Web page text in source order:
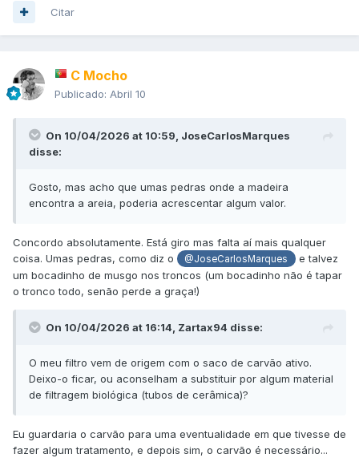
Citar
C Mocho
Publicado: Abril 10
On 10/04/2026 at 10:59, JoseCarlosMarques
disse:
Gosto, mas acho que umas pedras onde a madeira
encontra a areia, poderia acrescentar algum valor.
Concordo absolutamente. Está giro mas falta aí mais qualquer
coisa. Umas pedras, como diz o
@JoseCarlosMarques
e talvez
um bocadinho de musgo nos troncos (um bocadinho não é tapar
o tronco todo, senão perde a graça!)
On 10/04/2026 at 16:14, Zartax94 disse:
O meu filtro vem de origem com o saco de carvão ativo.
Deixo-o ficar, ou aconselham a substituir por algum material
de filtragem biológica (tubos de cerâmica)?
Eu guardaria o carvão para uma eventualidade em que tivesse de
fazer algum tratamento, e depois sim, o carvão é necessário...